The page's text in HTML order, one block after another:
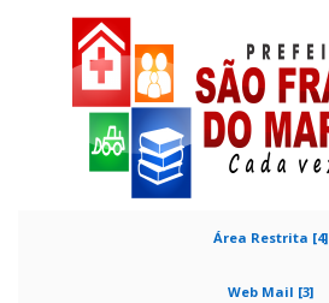
Área Restrita [4]
Web Mail [3]